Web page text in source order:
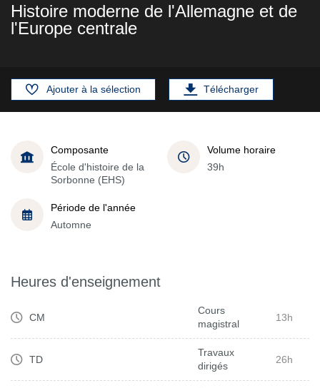
Histoire moderne de l'Allemagne et de
l'Europe centrale
Ajouter à la sélection Télécharger
Composante
École d'histoire de la
Sorbonne (EHS)
Volume horaire
39h
Période de l'année
Automne
Heures d'enseignement
CM
Cours
magistral
13h
TD
Travaux
dirigés
26h